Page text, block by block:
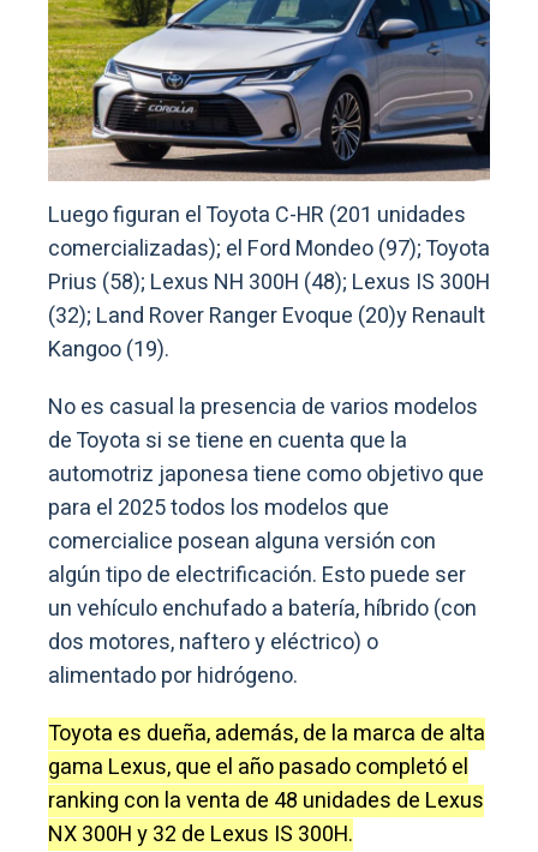
Luego figuran el Toyota C-HR (201 unidades
comercializadas); el Ford Mondeo (97); Toyota
Prius (58); Lexus NH 300H (48); Lexus IS 300H
(32); Land Rover Ranger Evoque (20)y Renault
Kangoo (19).
No es casual la presencia de varios modelos
de Toyota si se tiene en cuenta que la
automotriz japonesa tiene como objetivo que
para el 2025 todos los modelos que
comercialice posean alguna versión con
algún tipo de electrificación. Esto puede ser
un vehículo enchufado a batería, híbrido (con
dos motores, naftero y eléctrico) o
alimentado por hidrógeno.
Toyota es dueña, además, de la marca de alta
gama Lexus, que el año pasado completó el
ranking con la venta de 48 unidades de Lexus
NX 300H y 32 de Lexus IS 300H.